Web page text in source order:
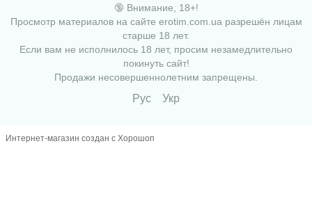
🔞 Внимание, 18+!
Просмотр материалов на сайте erotim.com.ua разрешён лицам
старше 18 лет.
Если вам не исполнилось 18 лет, просим незамедлительно
покинуть сайт!
Продажи несовершеннолетним запрещены.
Рус Укр
Интернет-магазин создан с Хорошоп